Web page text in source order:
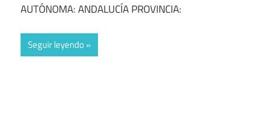
AUTÓNOMA: ANDALUCÍA PROVINCIA:
Seguir leyendo